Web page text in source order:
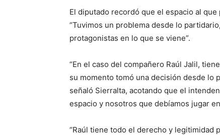
El diputado recordó que el espacio al
“Tuvimos un problema desde lo
protagonistas en lo que se viene”.
“En el caso del compañero Raúl Jalil,
su momento tomó una decisión desde lo
señaló Sierralta, acotando que el
espacio y nosotros que debíamos jugar
“Raúl tiene todo el derecho y legitimidad